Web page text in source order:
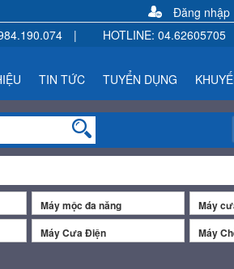
Đăng nhập
| HOTLINE: 04.62605705
TIN TỨC TUYỂN DỤNG
Máy mộc đa năng
Máy
Máy Cưa Điện
Máy